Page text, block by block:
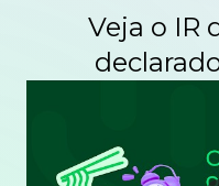
Veja o IR